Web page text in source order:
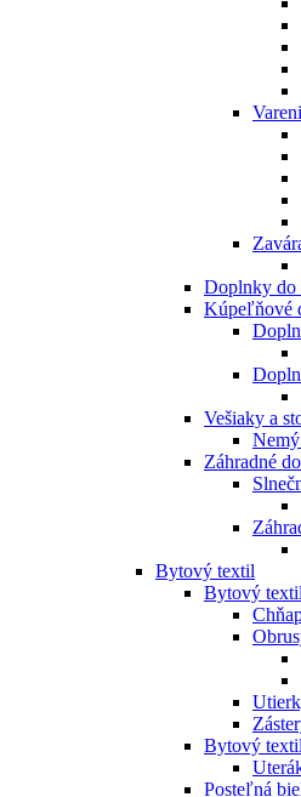
Doplnky do
Kúpeľňové
Vešiaky a
Záhradné
Bytový textil
Bytový
Bytový
Posteľná